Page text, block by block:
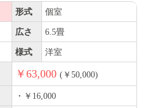
形式 個室
広さ 6.5畳
様式 洋室
￥63,000 (￥50,000)
・￥16,000